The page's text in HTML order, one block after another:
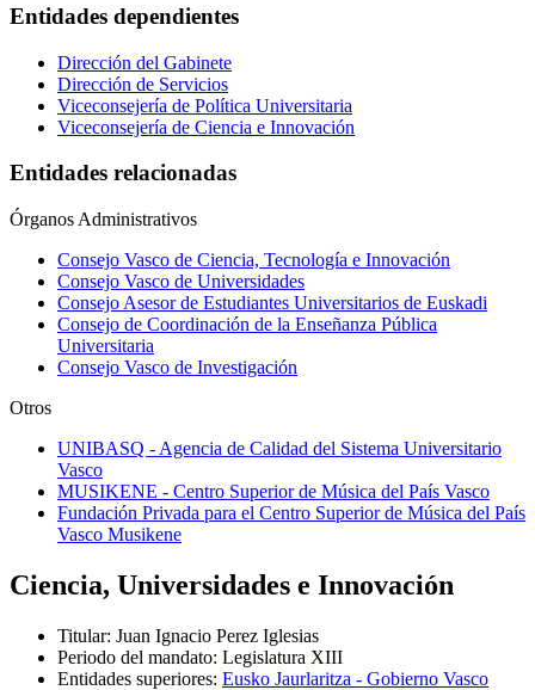
Entidades dependientes
Dirección del Gabinete
Dirección de Servicios
Viceconsejería de Política Universitaria
Viceconsejería de Ciencia e Innovación
Entidades relacionadas
Órganos Administrativos
Consejo Vasco de Ciencia, Tecnología e Innovación
Consejo Vasco de Universidades
Consejo Asesor de Estudiantes Universitarios de Euskadi
Consejo de Coordinación de la Enseñanza Pública
Universitaria
Consejo Vasco de Investigación
Otros
UNIBASQ - Agencia de Calidad del Sistema Universitario
Vasco
MUSIKENE - Centro Superior de Música del País Vasco
Fundación Privada para el Centro Superior de Música del País
Vasco Musikene
Ciencia, Universidades e Innovación
Titular: Juan Ignacio Perez Iglesias
Periodo del mandato: Legislatura XIII
Entidades superiores: Eusko Jaurlaritza - Gobierno Vasco